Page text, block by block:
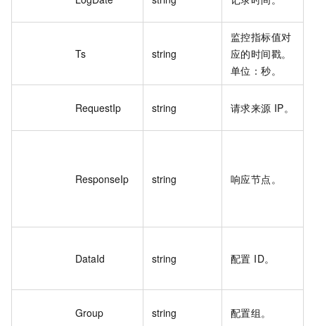
Ts string
监控指标值对
应的时间戳。
单位：秒。
RequestIp string 请求来源 IP。
ResponseIp string 响应节点。
DataId string 配置 ID。
Group string 配置组。